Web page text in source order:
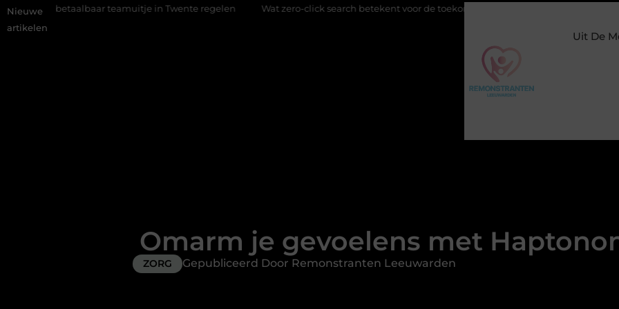
Nieuwe
artikelen
teamuitje in Twente regelen Wat zero-click search betekent voor de toekomst van online zichtbaarheid
Uit De
Omarm je gevoelens met
ZORG Gepubliceerd Door Remonstranten Leeuwarden